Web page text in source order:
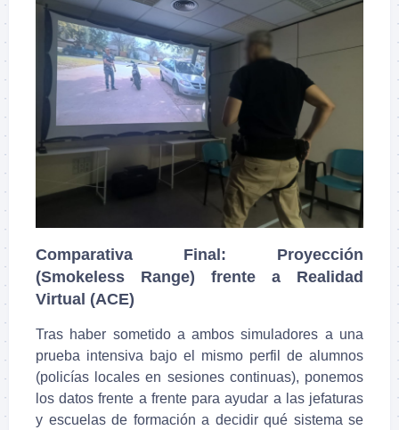
Comparativa Final: Proyección
(Smokeless Range) frente a Realidad
Virtual (ACE)
Tras haber sometido a ambos simuladores a una
prueba intensiva bajo el mismo perfil de alumnos
(policías locales en sesiones continuas), ponemos
los datos frente a frente para ayudar a las jefaturas
y escuelas de formación a decidir qué sistema se